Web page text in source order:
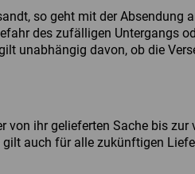
so geht mit der Absendung
des zufälligen Untergangs
unabhängig davon, ob die
von ihr gelieferten Sache bis
auch für alle zukünftigen